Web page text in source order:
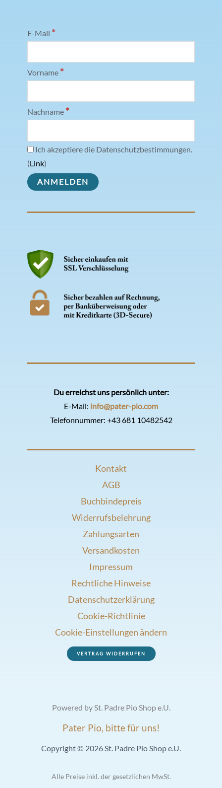
E-Mail *
Vorname *
Nachname *
Ich akzeptiere die Datenschutzbestimmungen.
(Link)
Du erreichst uns persönlich unter:
E-Mail: info@pater-pio.com
Telefonnummer: +43 681 10482542
Kontakt
AGB
Buchbindepreis
Widerrufsbelehrung
Zahlungsarten
Versandkosten
Impressum
Rechtliche Hinweise
Datenschutzerklärung
Cookie-Richtlinie
Cookie-Einstellungen ändern
VERTRAG WIDERRUFEN
Powered by St. Padre Pio Shop e.U.
Pater Pio, bitte für uns!
Copyright © 2026 St. Padre Pio Shop e.U.
Alle Preise inkl. der gesetzlichen MwSt.